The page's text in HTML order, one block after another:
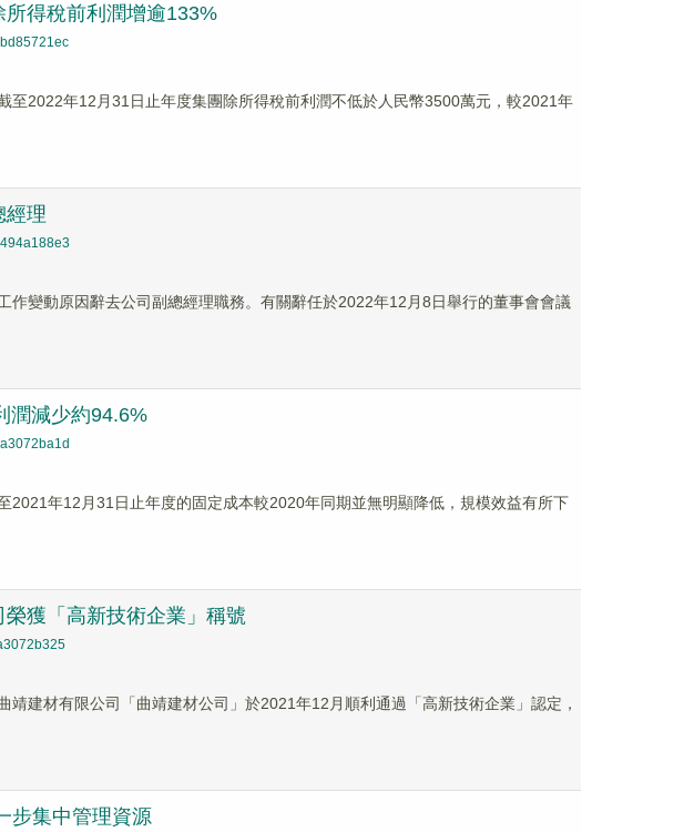
所得稅前利潤增逾133%
至2022年12月31日止年度集團除所得稅前利潤不低於人民幣3500萬元，較2021年
經理
作變動原因辭去公司副總經理職務。有關辭任於2022年12月8日舉行的董事會會議
潤減少約94.6%
2021年12月31日止年度的固定成本較2020年同期並無明顯降低，規模效益有所下
獲「高新技術企業」稱號
靖建材有限公司「曲靖建材公司」於2021年12月順利通過「高新技術企業」認定，
步集中管理資源